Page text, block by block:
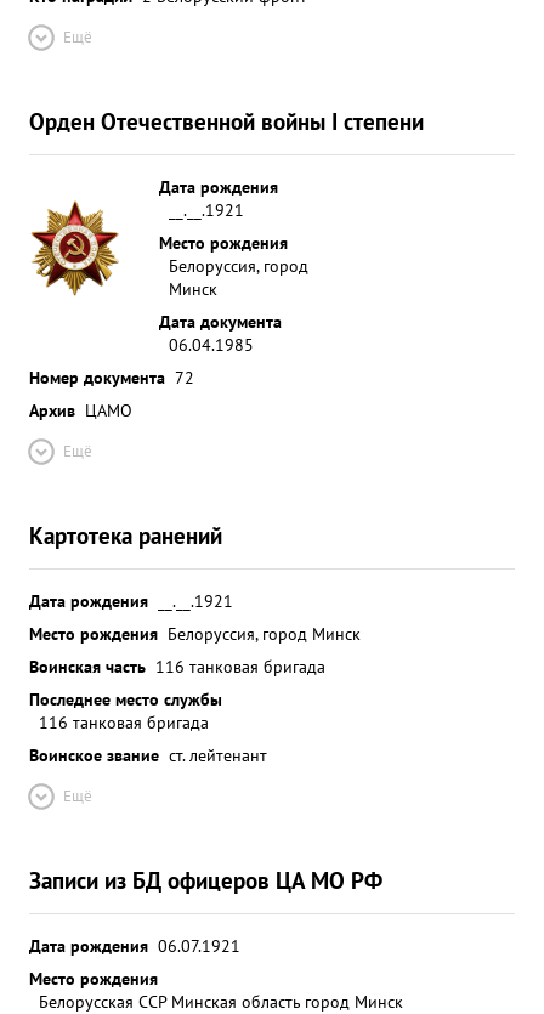
Ещё
Орден Отечественной войны I степени
Дата рождения
__.__.1921
Место рождения
Белоруссия, город
Минск
Дата документа
06.04.1985
Номер документа 72
Архив ЦАМО
Ещё
Картотека ранений
Дата рождения
__.__.1921
Место рождения Белоруссия, город Минск
Воинская часть 116 танковая бригада
Последнее место службы
116 танковая бригада
Воинское звание ст. лейтенант
Ещё
Записи из БД офицеров ЦА МО РФ
Дата рождения 06.07.1921
Место рождения
Белорусская ССР Минская область город Минск